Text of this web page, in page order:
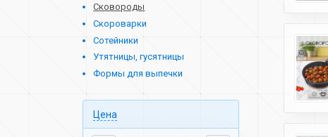
Сковороды
Скороварки
Сотейники
Утятницы, гусятницы
Формы для выпечки
Цена